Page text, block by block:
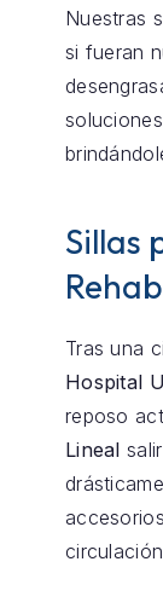
Nuestras
si fueran
Sillas
Tras una
Hospital
reposo
Lineal